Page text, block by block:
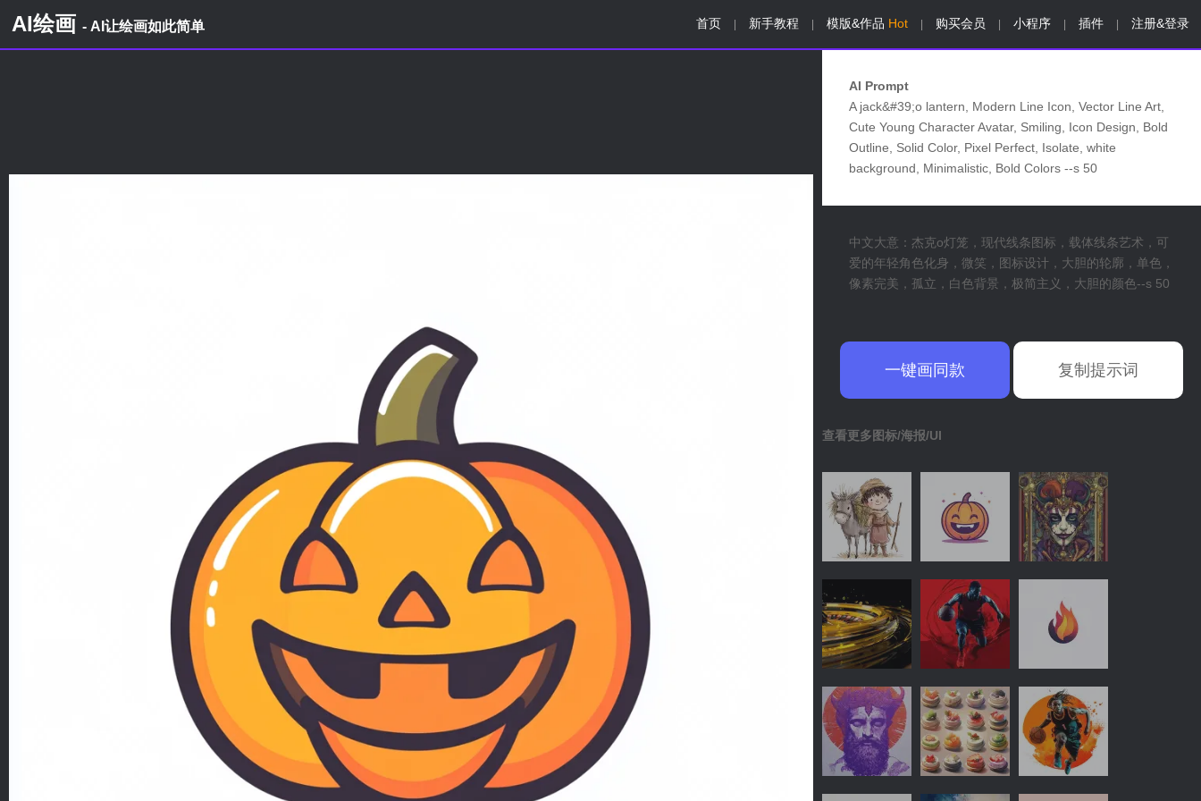
AI绘画 - AI让绘画如此简单 首页 新手教程 模版&作品 Hot 购买会员 小程序 插件 注册&登录
AI Prompt
A jack&#39;o lantern, Modern Line Icon, Vector Line Art,
Cute Young Character Avatar, Smiling, Icon Design, Bold
Outline, Solid Color, Pixel Perfect, Isolate, white
background, Minimalistic, Bold Colors --s 50
中文大意：杰克o灯笼，现代线条图标，载体线条艺术，可
爱的年轻角色化身，微笑，图标设计，大胆的轮廓，单色，
像素完美，孤立，白色背景，极简主义，大胆的颜色--s 50
一键画同款 复制提示词
查看更多图标/海报/UI